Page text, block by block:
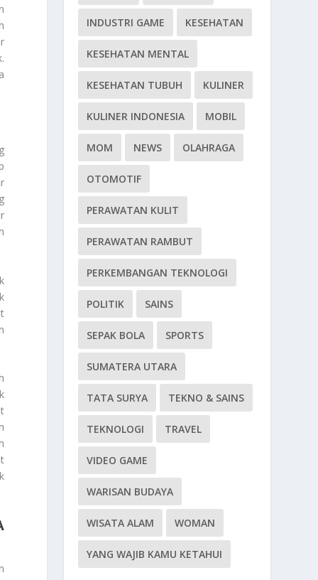
INDUSTRI GAME KESEHATAN
KESEHATAN MENTAL
KESEHATAN TUBUH KULINER
KULINER INDONESIA MOBIL
MOM NEWS OLAHRAGA
OTOMOTIF
PERAWATAN KULIT
PERAWATAN RAMBUT
PERKEMBANGAN TEKNOLOGI
POLITIK SAINS
SEPAK BOLA SPORTS
SUMATERA UTARA
TATA SURYA TEKNO & SAINS
TEKNOLOGI TRAVEL
VIDEO GAME
WARISAN BUDAYA
WISATA ALAM WOMAN
YANG WAJIB KAMU KETAHUI